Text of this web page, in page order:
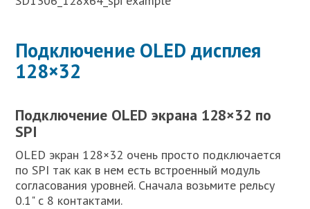
Подключение OLED дисплея
128×32
Подключение OLED экрана 128×32 по
SPI
OLED экран 128×32 очень просто подключается
по SPI так как в нем есть встроенный модуль
согласования уровней. Сначала возьмите рельсу
0.1" с 8 контактами.